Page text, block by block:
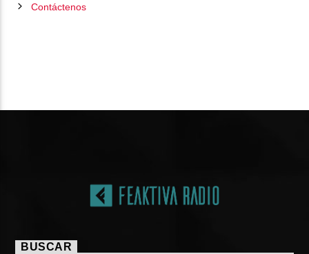
Contáctenos
BUSCAR